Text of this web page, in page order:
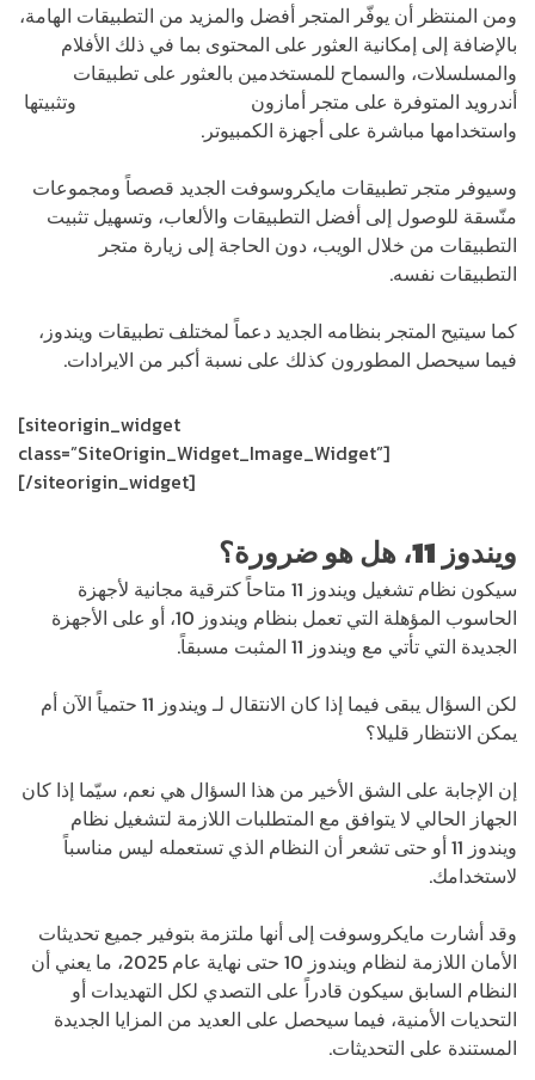
ومن المنتظر أن يوفّر المتجر أفضل والمزيد من التطبيقات الهامة،
بالإضافة إلى إمكانية العثور على المحتوى بما في ذلك الأفلام
والمسلسلات، والسماح للمستخدمين بالعثور على تطبيقات
أندرويد المتوفرة على متجر أمازون
وتثبيتها
واستخدامها مباشرة على أجهزة الكمبيوتر.
وسيوفر متجر تطبيقات مايكروسوفت الجديد قصصاً ومجموعات
منّسقة للوصول إلى أفضل التطبيقات والألعاب، وتسهيل تثبيت
التطبيقات من خلال الويب، دون الحاجة إلى زيارة متجر
التطبيقات نفسه.
كما سيتيح المتجر بنظامه الجديد دعماً لمختلف تطبيقات ويندوز،
فيما سيحصل المطورون كذلك على نسبة أكبر من الايرادات.
[siteorigin_widget
class=”SiteOrigin_Widget_Image_Widget”]
[/siteorigin_widget]
ويندوز 11، هل هو ضرورة؟
سيكون نظام تشغيل ويندوز 11 متاحاً كترقية مجانية لأجهزة
الحاسوب المؤهلة التي تعمل بنظام ويندوز 10، أو على الأجهزة
الجديدة التي تأتي مع ويندوز 11 المثبت مسبقاً.
لكن السؤال يبقى فيما إذا كان الانتقال لـ ويندوز 11 حتمياً الآن أم
يمكن الانتظار قليلا؟
إن الإجابة على الشق الأخير من هذا السؤال هي نعم، سيّما إذا كان
الجهاز الحالي لا يتوافق مع المتطلبات اللازمة لتشغيل نظام
ويندوز 11 أو حتى تشعر أن النظام الذي تستعمله ليس مناسباً
لاستخدامك.
وقد أشارت مايكروسوفت إلى أنها ملتزمة بتوفير جميع تحديثات
الأمان اللازمة لنظام ويندوز 10 حتى نهاية عام 2025، ما يعني أن
النظام السابق سيكون قادراً على التصدي لكل التهديدات أو
التحديات الأمنية، فيما سيحصل على العديد من المزايا الجديدة
المستندة على التحديثات.